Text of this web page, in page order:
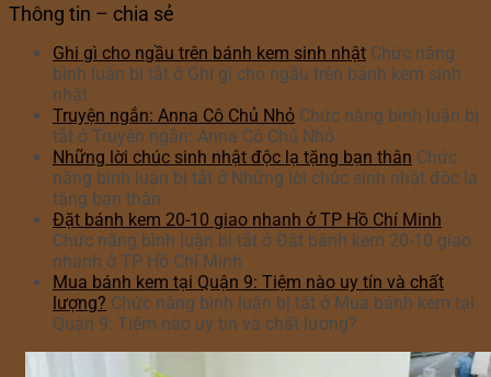
Thông tin – chia sẻ
Ghi gì cho ngầu trên bánh kem sinh nhật Chức năng
bình luận bị tắt ở Ghi gì cho ngầu trên bánh kem sinh
nhật
Truyện ngắn: Anna Cô Chủ Nhỏ Chức năng bình luận bị
tắt ở Truyện ngắn: Anna Cô Chủ Nhỏ
Những lời chúc sinh nhật độc lạ tặng bạn thân Chức
năng bình luận bị tắt ở Những lời chúc sinh nhật độc lạ
tặng bạn thân
Đặt bánh kem 20-10 giao nhanh ở TP Hồ Chí Minh
Chức năng bình luận bị tắt ở Đặt bánh kem 20-10 giao
nhanh ở TP Hồ Chí Minh
Mua bánh kem tại Quận 9: Tiệm nào uy tín và chất
lượng? Chức năng bình luận bị tắt ở Mua bánh kem tại
Quận 9: Tiệm nào uy tín và chất lượng?